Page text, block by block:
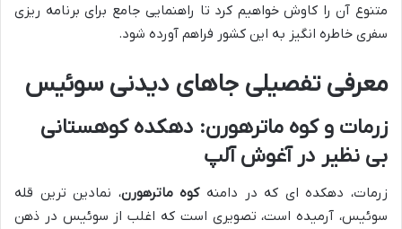
متنوع آن را کاوش خواهیم کرد تا راهنمایی جامع برای برنامه ریزی
سفری خاطره انگیز به این کشور فراهم آورده شود.
معرفی تفصیلی جاهای دیدنی سوئیس
زرمات و کوه ماترهورن: دهکده کوهستانی
بی نظیر در آغوش آلپ
زرمات، دهکده ای که در دامنهکوه ماترهورن، نمادین ترین قله
سوئیس، آرمیده است، تصویری است که اغلب از سوئیس در ذهن